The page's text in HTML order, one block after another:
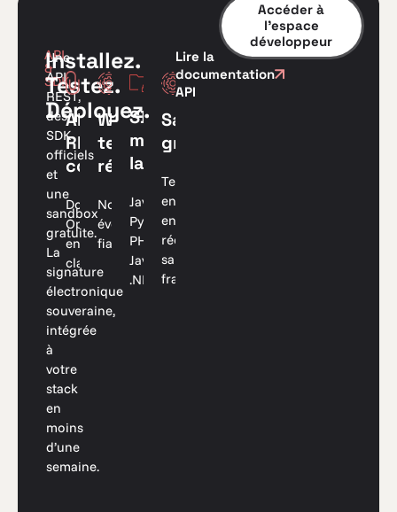
API
&
SDK
Installez.
Testez.
Déployez.
Une
API
REST,
des
SDK
officiels
et
une
sandbox
gratuite.
La
signature
électronique
souveraine,
intégrée
à
votre
stack
en
moins
d’une
semaine.
API
REST
complète
Documentation
OpenAPI,
endpoints
clairs
Webhooks
temps
réel
Notifications
événementielles
fiables
SDK
multi-
langages
Javascript,
Python,
PHP,
Java,
.NET
Sandbox
gratuite
Testez
en
environnement
réel
sans
frais
Lire la
documentation
API
Accéder à
l’espace
développeur